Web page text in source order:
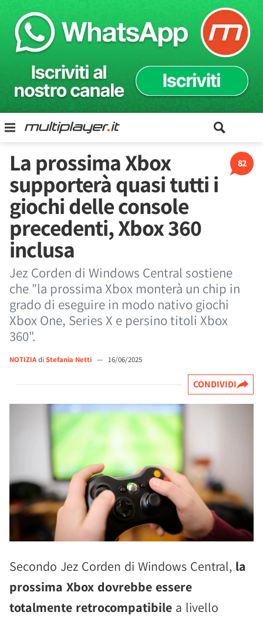
82
La prossima Xbox
supporterà quasi tutti i
giochi delle console
precedenti, Xbox 360
inclusa
Jez Corden di Windows Central sostiene
che "la prossima Xbox monterà un chip in
grado di eseguire in modo nativo giochi
Xbox One, Series X e persino titoli Xbox
360".
NOTIZIAdi Stefania Netti — 16/06/2025
CONDIVIDI
Secondo Jez Corden di Windows Central, la
prossima Xbox dovrebbe essere
totalmente retrocompatibile a livello